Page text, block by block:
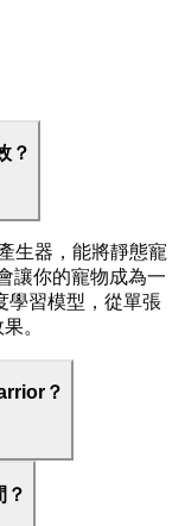
？
生器，能將靜態寵
讓你的寵物成為一
學習模型，從單張
。
？
？